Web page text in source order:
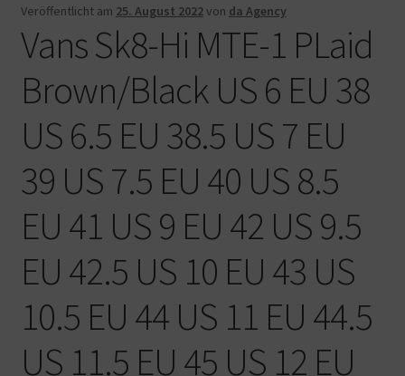
Impressum
Kasse
Mein Konto
Shop
Veröffentlicht am 25. August 2022von da Agency
Vans Sk8-Hi MTE-1 PLaid
Brown/Black US 6 EU 38
US 6.5 EU 38.5 US 7 EU
39 US 7.5 EU 40 US 8.5
EU 41 US 9 EU 42 US 9.5
EU 42.5 US 10 EU 43 US
10.5 EU 44 US 11 EU 44.5
US 11.5 EU 45 US 12 EU